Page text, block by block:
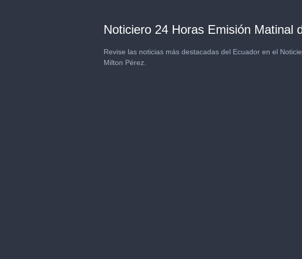
Noticiero 24 Horas Emisión Matinal
Revise las noticias más destacadas del Ecuador en el
Milton Pérez.